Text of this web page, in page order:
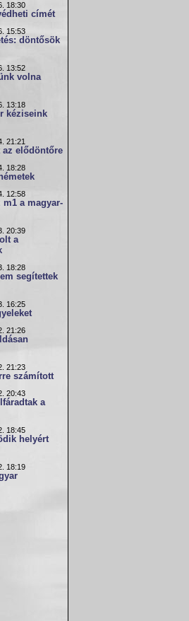
18:30
címét
15:53
döntősök
13:52
volna
13:18
kéziseink
21:21
az elődöntőre
18:28
12:58
m1 a magyar-
20:39
a
18:28
segítettek
16:25
21:26
21:23
számított
20:43
a
18:45
helyért
18:19